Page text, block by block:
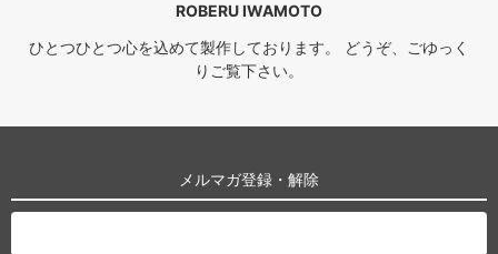
ROBERU IWAMOTO
ひとつひとつ心を込めて製作しております。 どうぞ、ごゆっく
りご覧下さい。
メルマガ登録・解除